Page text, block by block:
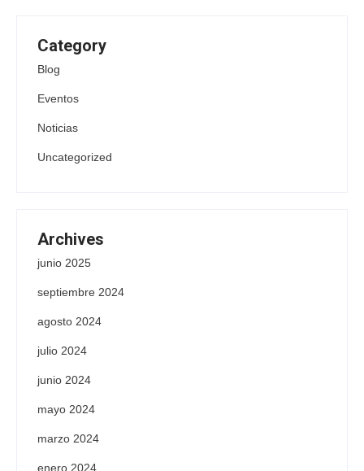
Category
Blog
Eventos
Noticias
Uncategorized
Archives
junio 2025
septiembre 2024
agosto 2024
julio 2024
junio 2024
mayo 2024
marzo 2024
enero 2024